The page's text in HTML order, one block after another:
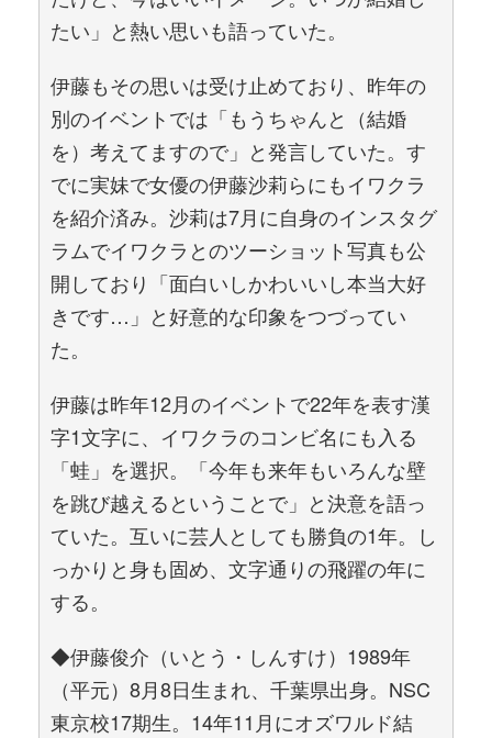
たい」と熱い思いも語っていた。
伊藤もその思いは受け止めており、昨年の
別のイベントでは「もうちゃんと（結婚
を）考えてますので」と発言していた。す
でに実妹で女優の伊藤沙莉らにもイワクラ
を紹介済み。沙莉は7月に自身のインスタグ
ラムでイワクラとのツーショット写真も公
開しており「面白いしかわいいし本当大好
きです…」と好意的な印象をつづってい
た。
伊藤は昨年12月のイベントで22年を表す漢
字1文字に、イワクラのコンビ名にも入る
「蛙」を選択。「今年も来年もいろんな壁
を跳び越えるということで」と決意を語っ
ていた。互いに芸人としても勝負の1年。し
っかりと身も固め、文字通りの飛躍の年に
する。
◆伊藤俊介（いとう・しんすけ）1989年
（平元）8月8日生まれ、千葉県出身。NSC
東京校17期生。14年11月にオズワルド結